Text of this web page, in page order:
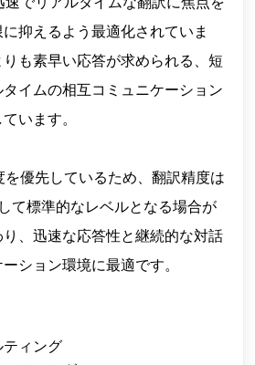
抑えるよう最適化されていま
も素早い応答が求められる、短
イムの相互コミュニケーション
います。
を優先しているため、翻訳精度は
て標準的なレベルとなる場合が
、迅速な応答性と継続的な対話
ション環境に最適です。
ティング